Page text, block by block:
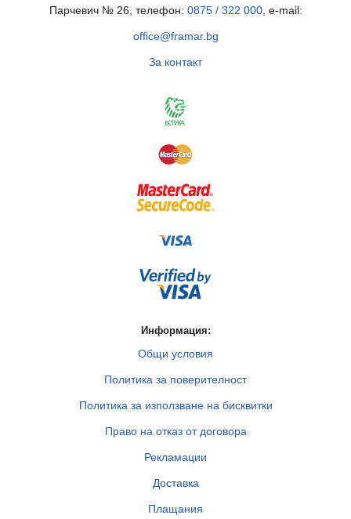
Парчевич № 26, телефон: 0875 / 322 000, e-mail:
office@framar.bg
За контакт
Информация:
Общи условия
Политика за поверителност
Политика за използване на бисквитки
Право на отказ от договора
Рекламации
Доставка
Плащания